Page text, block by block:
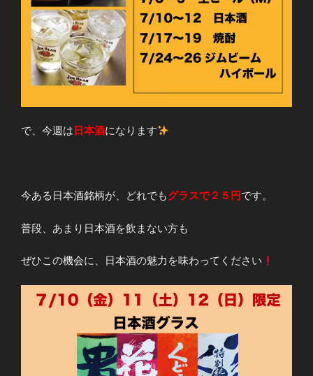
で、今週は 日本酒になります
今ある日本酒銘柄が、どれでもグラスで２５円です。
普段、あまり日本酒を飲まない方も
ぜひこの機会に、日本酒の魅力を味わってください